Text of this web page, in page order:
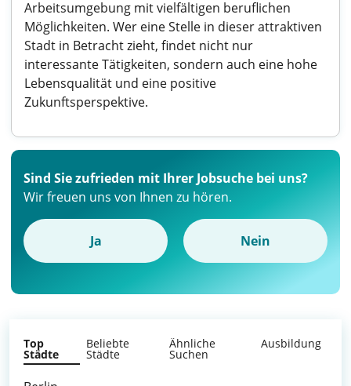
Arbeitsumgebung mit vielfältigen beruflichen
Möglichkeiten. Wer eine Stelle in dieser attraktiven
Stadt in Betracht zieht, findet nicht nur
interessante Tätigkeiten, sondern auch eine hohe
Lebensqualität und eine positive
Zukunftsperspektive.
Sind Sie zufrieden mit Ihrer Jobsuche bei uns?
Wir freuen uns von Ihnen zu hören.
Ja Nein
Top
Städte
Beliebte
Städte
Ähnliche
Suchen
Ausbildung